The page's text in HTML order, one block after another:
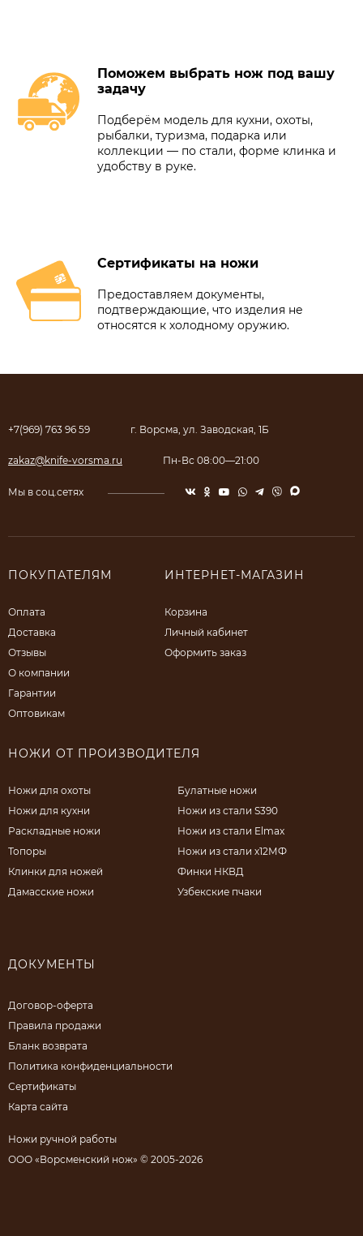
Поможем выбрать нож под вашу
задачу
Подберём модель для кухни, охоты,
рыбалки, туризма, подарка или
коллекции — по стали, форме клинка и
удобству в руке.
Сертификаты на ножи
Предоставляем документы,
подтверждающие, что изделия не
относятся к холодному оружию.
+7(969) 763 96 59 г. Ворсма, ул. Заводская, 1Б
zakaz@knife-vorsma.ru Пн-Вс 08:00—21:00
Мы в соц.сетях
ПОКУПАТЕЛЯМ
Оплата
Доставка
Отзывы
О компании
Гарантии
Оптовикам
ИНТЕРНЕТ-МАГАЗИН
Корзина
Личный кабинет
Оформить заказ
НОЖИ ОТ ПРОИЗВОДИТЕЛЯ
Ножи для охоты
Ножи для кухни
Раскладные ножи
Топоры
Клинки для ножей
Дамасские ножи
Булатные ножи
Ножи из стали S390
Ножи из стали Elmax
Ножи из стали х12МФ
Финки НКВД
Узбекские пчаки
ДОКУМЕНТЫ
Договор-оферта
Правила продажи
Бланк возврата
Политика конфиденциальности
Сертификаты
Карта сайта
Ножи ручной работы
ООО «Ворсменский нож» © 2005-2026